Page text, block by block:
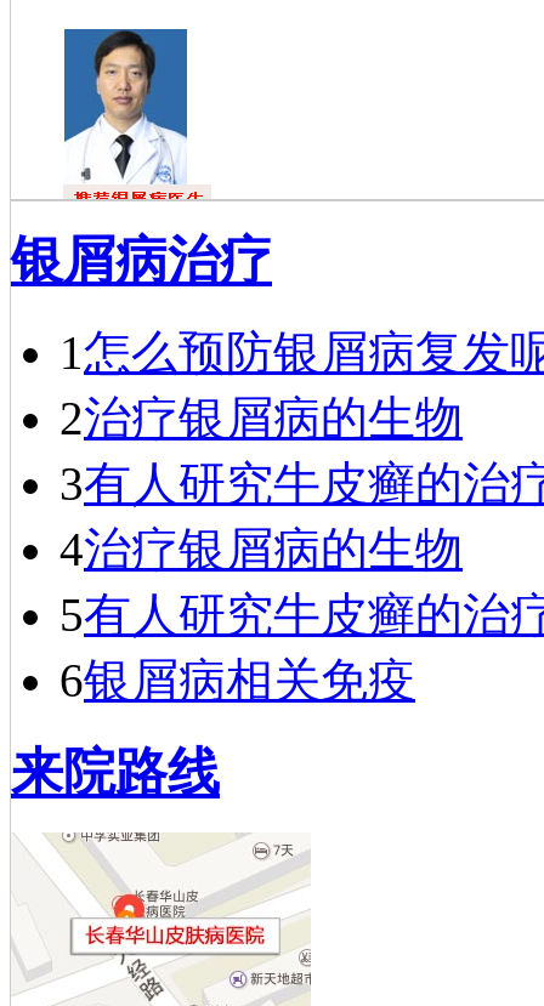
杜福龙
杜福龙，主任
医师，银屑病资深
毕业于…
[详细]
银屑病治疗
1怎么预防银屑病复发
2治疗银屑病的生物
3有人研究牛皮癣的治
4治疗银屑病的生物
5有人研究牛皮癣的治
6银屑病相关免疫
来院路线